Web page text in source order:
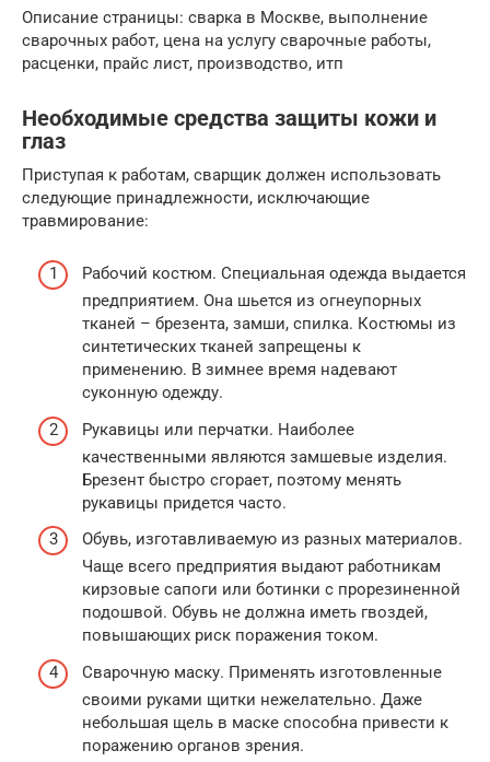
Описание страницы: сварка в Москве, выполнение
сварочных работ, цена на услугу сварочные работы,
расценки, прайс лист, производство, итп
Необходимые средства защиты кожи и
глаз
Приступая к работам, сварщик должен использовать
следующие принадлежности, исключающие
травмирование:
Рабочий костюм. Специальная одежда выдается
предприятием. Она шьется из огнеупорных
тканей – брезента, замши, спилка. Костюмы из
синтетических тканей запрещены к
применению. В зимнее время надевают
суконную одежду.
Рукавицы или перчатки. Наиболее
качественными являются замшевые изделия.
Брезент быстро сгорает, поэтому менять
рукавицы придется часто.
Обувь, изготавливаемую из разных материалов.
Чаще всего предприятия выдают работникам
кирзовые сапоги или ботинки с прорезиненной
подошвой. Обувь не должна иметь гвоздей,
повышающих риск поражения током.
Сварочную маску. Применять изготовленные
своими руками щитки нежелательно. Даже
небольшая щель в маске способна привести к
поражению органов зрения.